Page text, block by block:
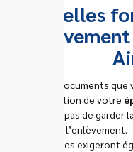
Quelles
Voici les documents
l’intervention de votre
N’oubliez pas de
main pour l’enlèvement.
Nos équipes exigeront